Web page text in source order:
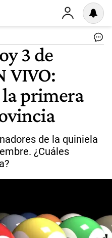
3 de
VIVO:
primera
de la quiniela
¿Cuáles